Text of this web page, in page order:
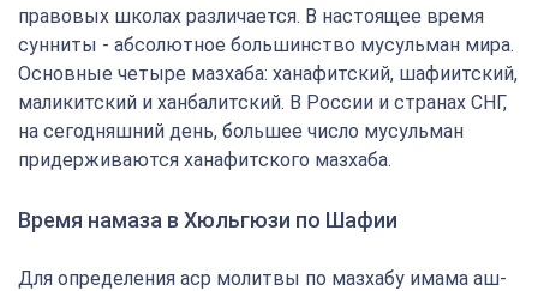
правовых школах различается. В настоящее время
сунниты - абсолютное большинство мусульман мира.
Основные четыре мазхаба: ханафитский, шафиитский,
маликитский и ханбалитский. В России и странах СНГ,
на сегодняшний день, большее число мусульман
придерживаются ханафитского мазхаба.
Время намаза в Хюльгюзи по Шафии
Для определения аср молитвы по мазхабу имама аш-